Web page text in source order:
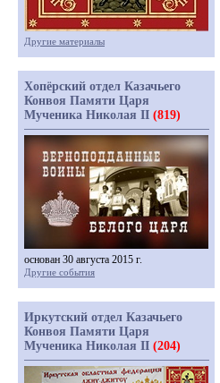
Другие материалы
Хопёрский отдел Казачьего
Конвоя Памяти Царя
Мученика Николая II (819)
основан 30 августа 2015 г.
Другие события
Иркутский отдел Казачьего
Конвоя Памяти Царя
Мученика Николая II (204)